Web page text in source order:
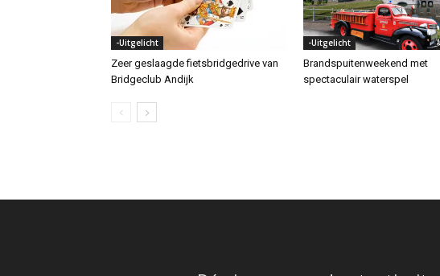
-Uitgelicht
Zeer geslaagde fietsbridgedrive van
Bridgeclub Andijk
-Uitgelicht
Brandspuitenweekend met
spectaculair waterspel